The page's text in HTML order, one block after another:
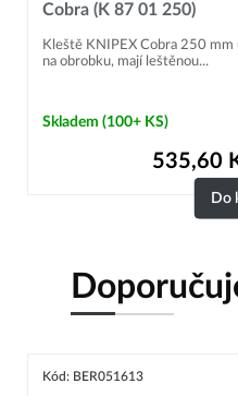
Cobra (K 87 01 250)
Kleště KNIPEX Cobra 250
na obrobku, mají leštěnou...
Skladem (100+ KS)
535,60
Do
Kód: BER051613